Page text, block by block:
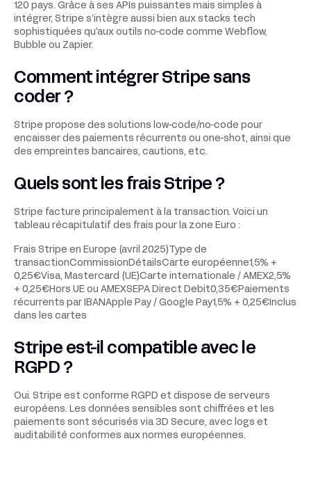
120 pays. Grâce à ses APIs puissantes mais simples à
intégrer, Stripe s’intègre aussi bien aux stacks tech
sophistiquées qu’aux outils no-code comme Webflow,
Bubble ou Zapier.
Comment intégrer Stripe sans
coder ?
Stripe propose des solutions low-code/no-code pour
encaisser des paiements récurrents ou one-shot, ainsi que
des empreintes bancaires, cautions, etc.
Quels sont les frais Stripe ?
Stripe facture principalement à la transaction. Voici un
tableau récapitulatif des frais pour la zone Euro :
Frais Stripe en Europe (avril 2025)Type de
transactionCommissionDétailsCarte européenne1,5% +
0,25€Visa, Mastercard (UE)Carte internationale / AMEX2,5%
+ 0,25€Hors UE ou AMEXSEPA Direct Debit0,35€Paiements
récurrents par IBANApple Pay / Google Pay1,5% + 0,25€Inclus
dans les cartes
Stripe est-il compatible avec le
RGPD ?
Oui. Stripe est conforme RGPD et dispose de serveurs
européens. Les données sensibles sont chiffrées et les
paiements sont sécurisés via 3D Secure, avec logs et
auditabilité conformes aux normes européennes.